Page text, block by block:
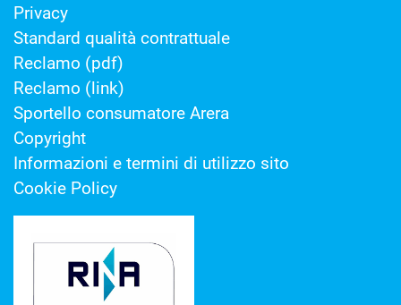
Privacy
Standard qualità contrattuale
Reclamo (pdf)
Reclamo (link)
Sportello consumatore Arera
Copyright
Informazioni e termini di utilizzo sito
Cookie Policy